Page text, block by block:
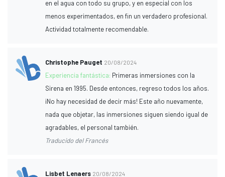
en el agua con todo su grupo, y en especial con los
menos experimentados, en fin un verdadero profesional.
Actividad totalmente recomendable.
Christophe Pauget 20/08/2024
Experiencia fantástica: Primeras inmersiones con la
Sirena en 1995. Desde entonces, regreso todos los años.
¡No hay necesidad de decir más! Este año nuevamente,
nada que objetar, las inmersiones siguen siendo igual de
agradables, el personal también.
Traducido del Francés
Lisbet Lenaers 20/08/2024